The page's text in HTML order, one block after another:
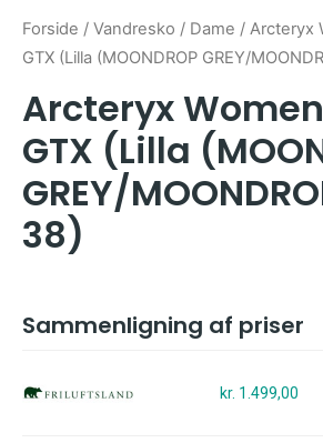
Forside / Vandresko / Dame / Arcteryx
GTX (Lilla (MOONDROP GREY/
Arcteryx
GTX (Lilla
GREY/
38)
Sammenligning af priser
kr. 1.499,00